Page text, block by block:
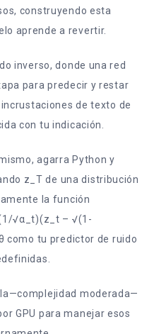
construyendo esta
aprende a revertir.
inverso, donde una red
para predecir y restar
de texto de
con tu indicación.
agarra Python y
z_T de una distribución
la función
√α_t)(z_t – √(1-
como tu predictor de ruido
moderada—
GPU para manejar esos